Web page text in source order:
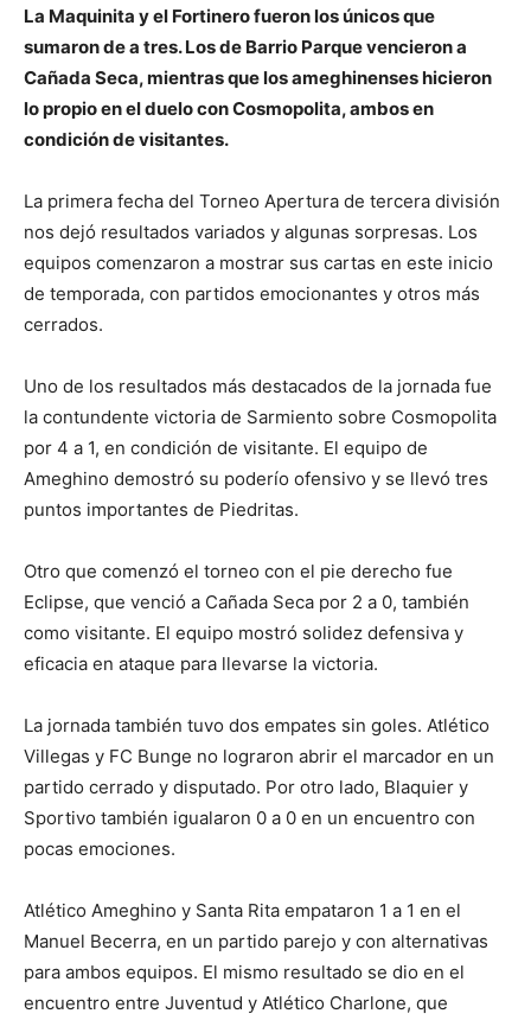
La Maquinita y el Fortinero fueron los únicos que
sumaron de a tres. Los de Barrio Parque vencieron a
Cañada Seca, mientras que los ameghinenses hicieron
lo propio en el duelo con Cosmopolita, ambos en
condición de visitantes.
La primera fecha del Torneo Apertura de tercera división
nos dejó resultados variados y algunas sorpresas. Los
equipos comenzaron a mostrar sus cartas en este inicio
de temporada, con partidos emocionantes y otros más
cerrados.
Uno de los resultados más destacados de la jornada fue
la contundente victoria de Sarmiento sobre Cosmopolita
por 4 a 1, en condición de visitante. El equipo de
Ameghino demostró su poderío ofensivo y se llevó tres
puntos importantes de Piedritas.
Otro que comenzó el torneo con el pie derecho fue
Eclipse, que venció a Cañada Seca por 2 a 0, también
como visitante. El equipo mostró solidez defensiva y
eficacia en ataque para llevarse la victoria.
La jornada también tuvo dos empates sin goles. Atlético
Villegas y FC Bunge no lograron abrir el marcador en un
partido cerrado y disputado. Por otro lado, Blaquier y
Sportivo también igualaron 0 a 0 en un encuentro con
pocas emociones.
Atlético Ameghino y Santa Rita empataron 1 a 1 en el
Manuel Becerra, en un partido parejo y con alternativas
para ambos equipos. El mismo resultado se dio en el
encuentro entre Juventud y Atlético Charlone, que